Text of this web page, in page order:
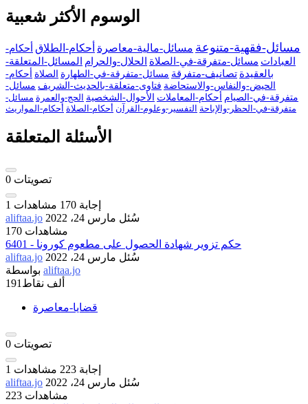
الوسوم الأكثر شعبية
مسائل-فقهية-متنوعة مسائل-مالية-معاصرة أحكام-الطلاق أحكام-
العبادات مسائل-متفرقة-في-الصلاة الحلال-والحرام المسائل-المتعلقة-
بالعقيدة تصانيف-متفرقة مسائل-متفرقة-في-الطهارة الصلاة أحكام-
الحيض-والنفاس-والاستحاضة فتاوى-متعلقة-بالحديث-الشريف مسائل-
متفرقة-في-الصيام أحكام-المعاملات الأحوال-الشخصية الحج-والعمرة مسائل-
متفرقة-في-الحظر-والإباحة التفسير-وعلوم-القرآن أحكام-الصلاة أحكام-المواريث
الأسئلة المتعلقة
0 تصويتات
1 إجابة 170 مشاهدات
aliftaa.jo
سُئل مارس 24، 2022
170 مشاهدات
6401 - حكم تزوير شهادة الحصول على مطعوم كورونا
aliftaa.jo
سُئل مارس 24، 2022
aliftaa.jo
191ألف نقاط
قضايا-معاصرة
0 تصويتات
1 إجابة 223 مشاهدات
aliftaa.jo
سُئل مارس 24، 2022
223 مشاهدات